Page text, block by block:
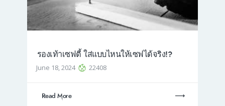
รองเท้าเซฟตี้ ใส่แบบไหนให้เซฟได้จริง!?
June 18, 2024 22408
Read More